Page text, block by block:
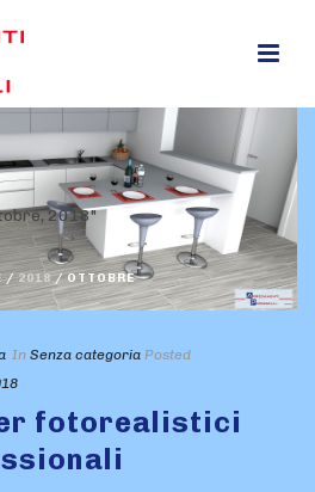
2018"
/2018 / OTTOBRE
In Senza categoria Posted
fotorealistici